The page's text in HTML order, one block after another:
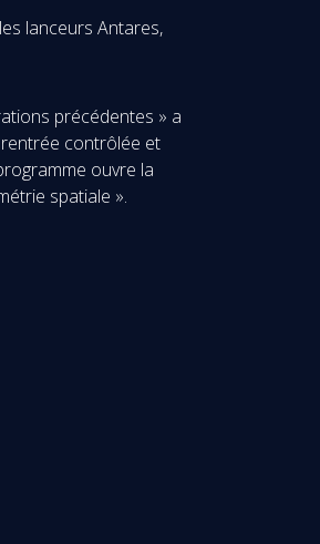
lanceurs Antares,
précédentes » a
rentrée contrôlée et
ouvre la
spatiale ».